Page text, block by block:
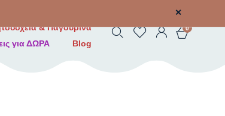
✕
& Παγουρίνα
για ΔΩΡΑ Blog
0